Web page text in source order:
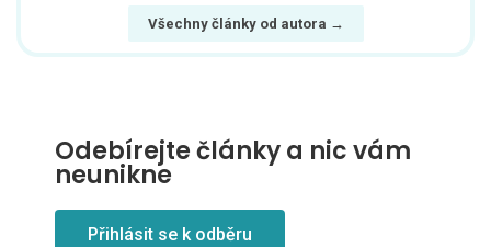
Všechny články od autora →
Odebírejte články a nic vám
neunikne
Přihlásit se k odběru